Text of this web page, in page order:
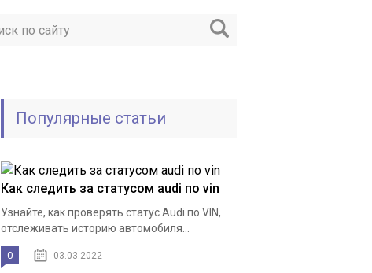
Популярные статьи
Как следить за статусом audi по vin
Узнайте, как проверять статус Audi по VIN,
отслеживать историю автомобиля...
0 03.03.2022